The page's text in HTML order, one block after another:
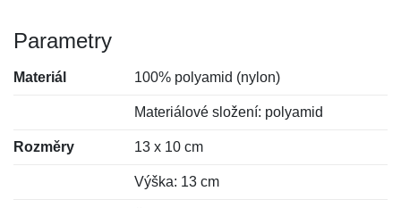
Parametry
Materiál 100% polyamid (nylon)
Materiálové složení: polyamid
Rozměry 13 x 10 cm
Výška: 13 cm